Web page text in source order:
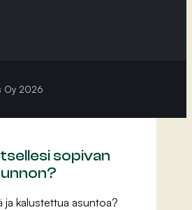
Oy 2026
sopivan
ja kalustettua asuntoa?